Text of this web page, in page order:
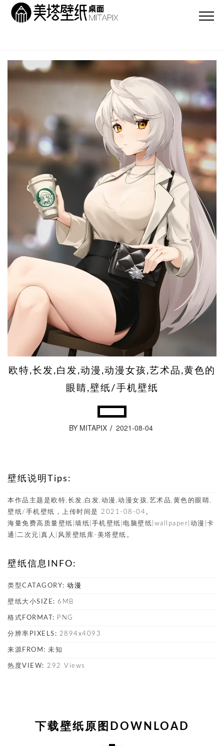
欧特,长发,白发,动漫,动漫女孩,艺术品,黄色的
眼睛,壁纸/手机壁纸
BY MITAPIX 2021-08-04
壁纸说明Tips:
本作品主题是欧特,长发,白发,动漫,动漫女孩,艺术品,黄色的眼睛,
壁纸/手机壁纸，上传时间是 2021-08-04。
海量免费高质量壁纸|墙纸|手机壁纸|电脑壁纸|wallpaper|动漫|卡
通|二次元|真人|风景壁纸库-美塔壁纸。
壁纸信息INFO:
类型CATAGORY: 动漫
壁纸大小SIZE: 6MB
格式FORMAT: PNG
分辨率PIXELS: 2894x4093
来源FROM: 未知
热度VIEW: 292 Views
下载壁纸原图DOWNLOAD